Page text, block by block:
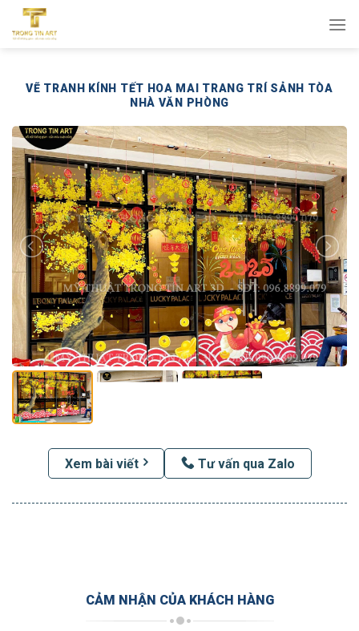
qua
VẼ TRANH KÍNH TẾT HOA MAI TRANG TRÍ SẢNH TÒA
NHÀ VĂN PHÒNG
Xem bài viết Tư vấn qua Zalo
CẢM NHẬN CỦA KHÁCH HÀNG